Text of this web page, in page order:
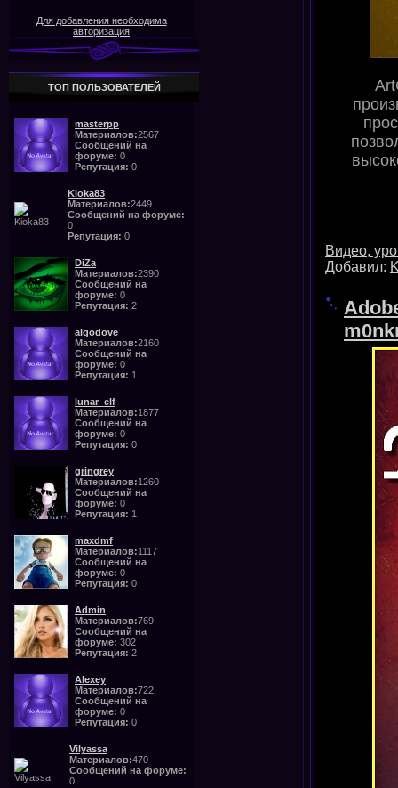
Для добавления необходима
авторизация
ТОП ПОЛЬЗОВАТЕЛЕЙ
masterpp
Материалов:2567
Сообщений на
форуме: 0
Репутация: 0
Kioka83
Материалов:2449
Сообщений на форуме:
0
Репутация: 0
DiZa
Материалов:2390
Сообщений на
форуме: 0
Репутация: 2
algodove
Материалов:2160
Сообщений на
форуме: 0
Репутация: 1
lunar_elf
Материалов:1877
Сообщений на
форуме: 0
Репутация: 0
gringrey
Материалов:1260
Сообщений на
форуме: 0
Репутация: 1
maxdmf
Материалов:1117
Сообщений на
форуме: 0
Репутация: 0
Admin
Материалов:769
Сообщений на
форуме: 302
Репутация: 2
Alexey
Материалов:722
Сообщений на
форуме: 0
Репутация: 0
Vilyassa
Материалов:470
Сообщений на форуме:
0
Видео,
Добавил: